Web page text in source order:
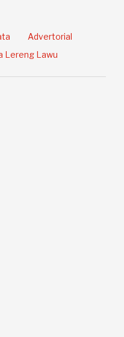
Advertorial
Lereng Lawu